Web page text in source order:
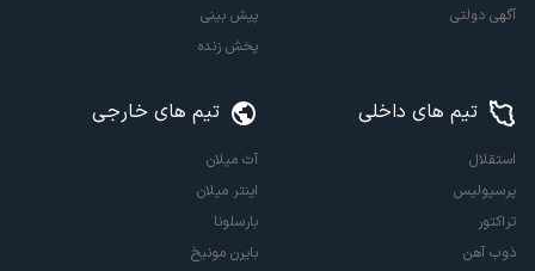
آگهی دولتی
پیش بینی
پخش زنده
تیم های داخلی
استقلال
پرسپولیس
تراکتور
ذوب آهن
تیم های خارجی
آث میلان
اینتر میلان
بارسلونا
بایرن مونیخ